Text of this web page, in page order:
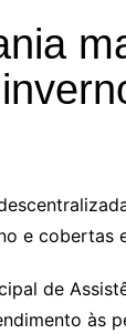
e cobertas
de
às